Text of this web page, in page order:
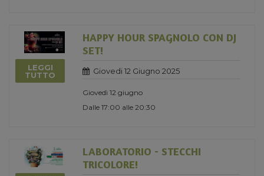
LEGGI
TUTTO
HAPPY HOUR SPAGNOLO CON DJ
SET!
Giovedi 12 Giugno 2025
Giovedì 12 giugno
Dalle 17:00 alle 20:30
LABORATORIO - STECCHI
TRICOLORE!